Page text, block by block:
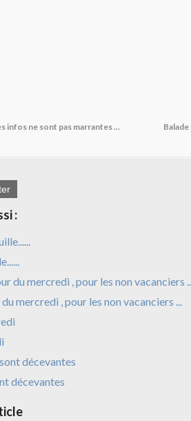
infos ne sont pas marrantes ...
:
mercredi , pour les non vacanciers ...
décevantes